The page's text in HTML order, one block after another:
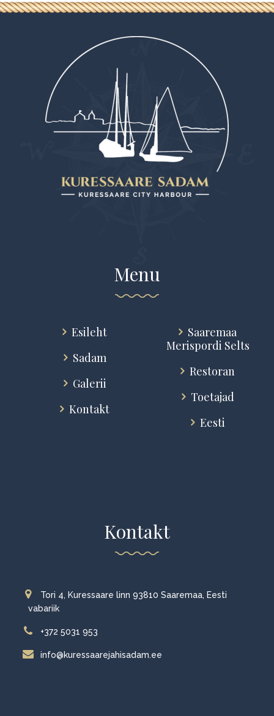
Menu
Esileht
Sadam
Galerii
Kontakt
Saaremaa
Merispordi Selts
Restoran
Toetajad
Eesti
Kontakt
Tori 4, Kuressaare linn 93810 Saaremaa, Eesti
vabariik
+372 5031 953
info@kuressaarejahisadam.ee